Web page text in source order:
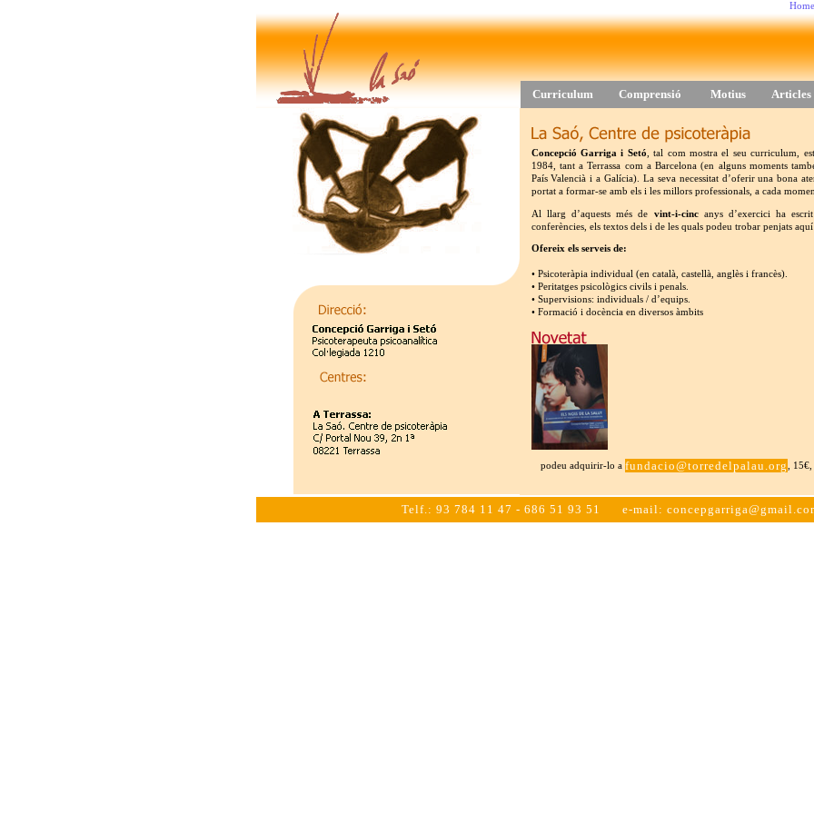
Home
Curriculum Comprensió Motius Articles
Concepció Garriga i Setó , tal com mostra el seu curriculum,
1984, tant a Terrassa com a Barcelona (en alguns moments
País Valencià i a Galícia). La seva necessitat d’oferir una bona
portat a formar-se amb els i les millors professionals, a cada
Al llarg d’aquests més de vint-i-cincanys d’exercici ha
conferències, els textos dels i de les quals podeu trobar penjats
Ofereix els serveis de:
• Psicoteràpia individual (en català, castellà, anglès i francès).
• Peritatges psicològics civils i penals.
• Supervisions: individuals / d’equips.
• Formació i docència en diversos àmbits
podeu adquirir-lo a fundacio@torredelpalau.org ,
Telf.: 93 784 11 47 - 686 51 93 51 e-mail: